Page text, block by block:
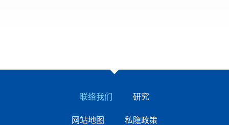
联络我们 研究
网站地图 私隐政策